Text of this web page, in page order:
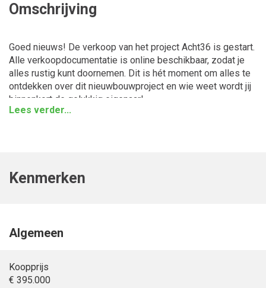
Omschrijving
Goed nieuws! De verkoop van het project Acht36 is gestart.
Alle verkoopdocumentatie is online beschikbaar, zodat je
alles rustig kunt doornemen. Dit is hét moment om alles te
ontdekken over dit nieuwbouwproject en wie weet wordt jij
binnenkort de gelukkig eigenaar!
een-kapwoningen, allemaal centraal gelegen met alle
of doorstromers die centraal willen wonen met alle
gemakken binnen handbereik.
Hoekwoningen (bouwnummer 15 en 22) - Type Primus
De hoekwoning bouwnummer 15 biedt volop ruimte,
Lees verder...
Kenmerken
Algemeen
Koopprijs
€ 395.000